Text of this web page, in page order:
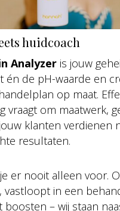
huidcoach
Analyzer is jouw
én de pH-waarde en
op maat.
vraagt om maatwerk,
klanten verdienen
resultaten.
er nooit alleen voor.
vastloopt in een
boosten – wij staan